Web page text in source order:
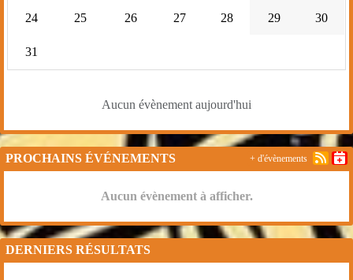
24 25 26 27 28 29 30
31
Aucun évènement aujourd'hui
PROCHAINS ÉVÉNEMENTS
Aucun évènement à afficher.
+ d'évènements
DERNIERS RÉSULTATS